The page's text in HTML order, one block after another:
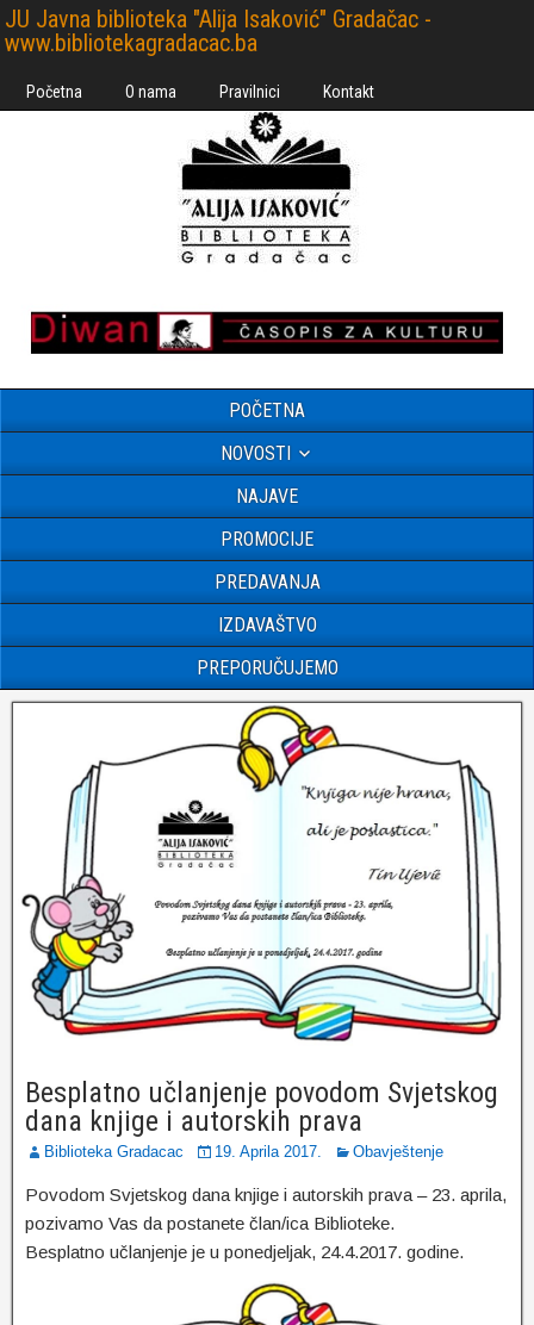
JU Javna biblioteka "Alija Isaković" Gradačac -
www.bibliotekagradacac.ba
Početna O nama Pravilnici Kontakt
POČETNA
NOVOSTI
NAJAVE
PROMOCIJE
PREDAVANJA
IZDAVAŠTVO
PREPORUČUJEMO
Besplatno učlanjenje povodom Svjetskog
dana knjige i autorskih prava
Biblioteka Gradacac 19. Aprila 2017. Obavještenje
Povodom Svjetskog dana knjige i autorskih prava – 23. aprila,
pozivamo Vas da postanete član/ica Biblioteke.
Besplatno učlanjenje je u ponedjeljak, 24.4.2017. godine.